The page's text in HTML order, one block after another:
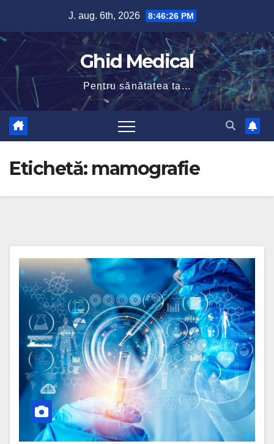
content
J. aug. 6th, 2026 8:46:26 PM
Ghid Medical
Pentru sănătatea ta...
Etichetă: mamografie